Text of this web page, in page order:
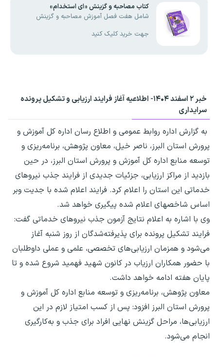
کتاب مصاحبه و گزینش «ای استخدام»
شامل هفت فصل آموزش مصاحبه و گزینش
جهت خرید کلیک کنید
خبر ۲ اسفند ۱۴۰۴- اطلاعیه آغاز فرایند ارزیابی و تشکیل پرونده
سرایداری
به گزارش اداره روابط عمومی و اطلاع رسان اداره کل آموزش و
پرورش استان البرز، ناصر خیل، معاون پژوهش، برنامه‌ریزی و
توسعه منابع اداره کل آموزش و پرورش استان البرز، در حین
بازدید از مراکز ارزیابی، جزئیات جدیدی از فرایند جذب نیروهای
خدماتی این استان را اعلام کرد. فرایند اعلام شده با جدیت وبر
اساس شاخصهای اعلام شده پیگیری خواهد شد.
وی با اشاره به اعلام نتایج آزمون جذب نیروهای خدماتی گفت:
فرایند تشکیل پرونده برای پذیرفته‌شدگان از روز شنبه آغاز
می‌شود و همزمان ارزیابی‌های تخصصی، علمی و عملی داوطلبان
با حضور همکاران ارزیاب در کانون شهید فهمید شروع شده و تا
پایان هفته ادامه خواهد داشت.
معاون پژوهش، برنامه‌ریزی و توسعه منابع اداره کل آموزش و
پرورش استان البرز افزود: پس از کسب امتیاز لازم در این
ارزیابی‌ها، مراحل گزینش نهایی افراد برای جذب و به‌کارگیری
انجام می‌شود.